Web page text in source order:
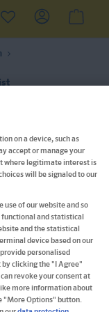
on a device, such as
accept or manage your
where legitimate interest is
will be signaled to our
use of our website and so
and statistical
and the statistical
device based on our
personalised
by clicking the "I Agree"
revoke your consent at
more information about
"More Options" button.